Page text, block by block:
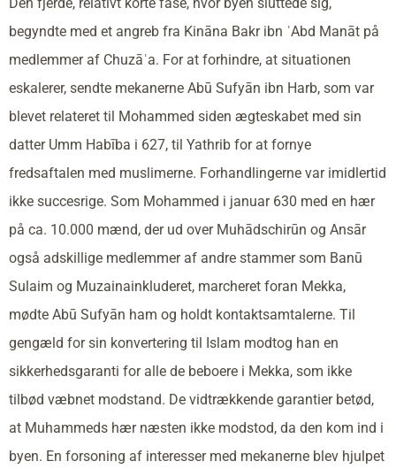
begyndte med et angreb fra Kināna Bakr ibn ʿAbd Manāt på
medlemmer af Chuzāʿa. For at forhindre, at situationen
eskalerer, sendte mekanerne Abū Sufyān ibn Harb, som var
blevet relateret til Mohammed siden ægteskabet med sin
datter Umm Habība i 627, til Yathrib for at fornye
fredsaftalen med muslimerne. Forhandlingerne var imidlertid
ikke succesrige. Som Mohammed i januar 630 med en hær
på ca. 10.000 mænd, der ud over Muhādschirūn og Ansār
også adskillige medlemmer af andre stammer som Banū
Sulaim og Muzainainkluderet, marcheret foran Mekka,
mødte Abū Sufyān ham og holdt kontaktsamtalerne. Til
gengæld for sin konvertering til Islam modtog han en
sikkerhedsgaranti for alle de beboere i Mekka, som ikke
tilbød væbnet modstand. De vidtrækkende garantier betød,
at Muhammeds hær næsten ikke modstod, da den kom ind i
byen. En forsoning af interesser med mekanerne blev hjulpet